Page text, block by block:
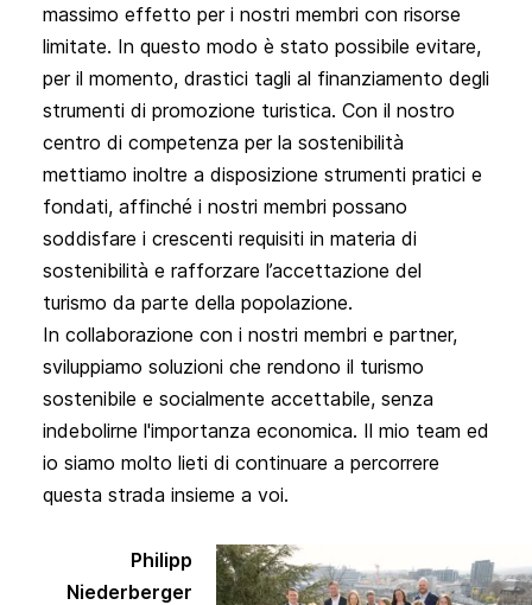
massimo effetto per i nostri membri con risorse
limitate. In questo modo è stato possibile evitare,
per il momento, drastici tagli al finanziamento degli
strumenti di promozione turistica. Con il nostro
centro di competenza per la sostenibilità
mettiamo inoltre a disposizione strumenti pratici e
fondati, affinché i nostri membri possano
soddisfare i crescenti requisiti in materia di
sostenibilità e rafforzare l’accettazione del
turismo da parte della popolazione.
In collaborazione con i nostri membri e partner,
sviluppiamo soluzioni che rendono il turismo
sostenibile e socialmente accettabile, senza
indebolirne l'importanza economica. Il mio team ed
io siamo molto lieti di continuare a percorrere
questa strada insieme a voi.
Philipp
Niederberger